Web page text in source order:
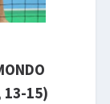
13-15)